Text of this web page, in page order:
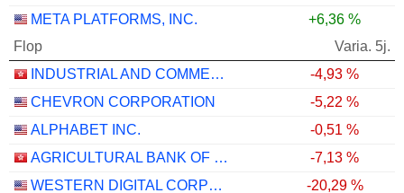
META PLATFORMS, INC.
+6,36 %
Flop
Varia. 5j.
INDUSTRIAL AND COMMERCIAL BANK OF CHINA LIMITED
-4,93 %
CHEVRON CORPORATION
-5,22 %
ALPHABET INC.
-0,51 %
AGRICULTURAL BANK OF CHINA LIMITED
-7,13 %
WESTERN DIGITAL CORPORATION
-20,29 %